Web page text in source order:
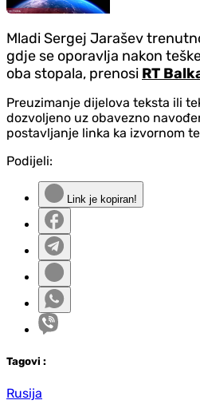
Mladi Sergej Jarašev
gdje se oporavlja nakon
oba stopala, prenosi RT
Preuzimanje dijelova teksta ili
dozvoljeno uz obavezno
postavljanje linka ka izvornom
Podijeli:
Link je kopiran!
Tagovi :
Rusija